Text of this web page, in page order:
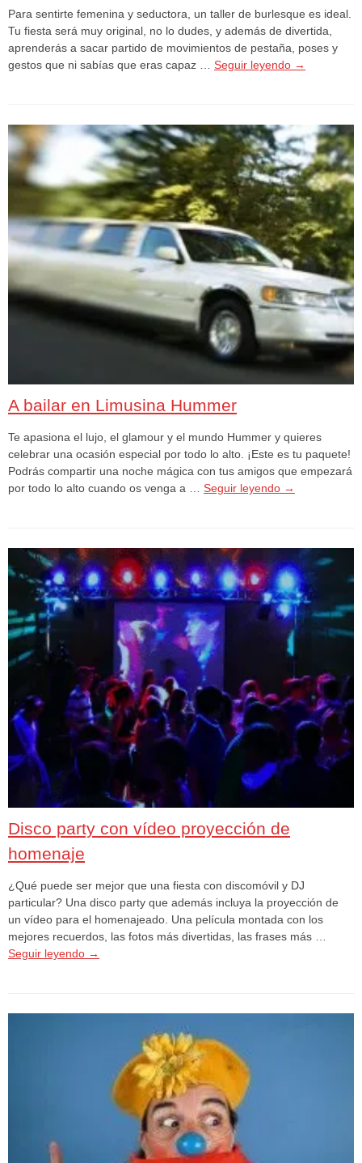
Para sentirte femenina y seductora, un taller de burlesque es ideal.
Tu fiesta será muy original, no lo dudes, y además de divertida,
aprenderás a sacar partido de movimientos de pestaña, poses y
gestos que ni sabías que eras capaz … Seguir leyendo →
A bailar en Limusina Hummer
Te apasiona el lujo, el glamour y el mundo Hummer y quieres
celebrar una ocasión especial por todo lo alto. ¡Este es tu paquete!
Podrás compartir una noche mágica con tus amigos que empezará
por todo lo alto cuando os venga a … Seguir leyendo →
Disco party con vídeo proyección de
homenaje
¿Qué puede ser mejor que una fiesta con discomóvil y DJ
particular? Una disco party que además incluya la proyección de
un vídeo para el homenajeado. Una película montada con los
mejores recuerdos, las fotos más divertidas, las frases más …
Seguir leyendo →